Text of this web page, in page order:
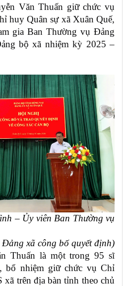
Văn Thuấn giữ chức vụ
huy Quân sự xã Xuân Quế,
gia Ban Thường vụ Đảng
bộ xã nhiệm kỳ 2025 –
– Ủy viên Ban Thường vụ
xã công bố quyết định)
Thuấn là một trong 95 sĩ
bổ nhiệm giữ chức vụ Chỉ
trên địa bàn tỉnh theo chủ